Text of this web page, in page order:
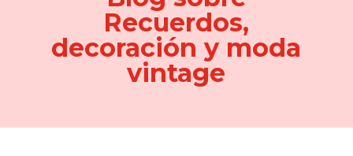
Recuerdos,
decoración y moda
vintage